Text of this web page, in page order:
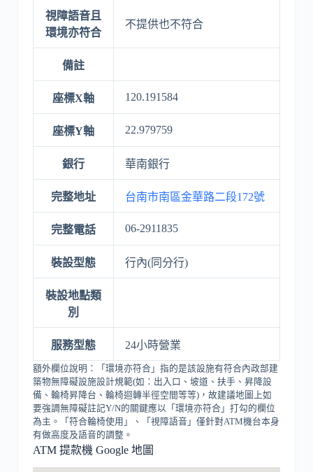
視障語音且
環境亦符合
不提供也不符合
備註
座標X軸 120.191584
座標Y軸 22.979759
銀行 華南銀行
完整地址 台南市南區金華路二段172號
完整電話 06-2911835
裝設型態 行內(同分行)
裝設地點類
別
服務型態 24小時營業
額外欄位說明：「環境亦符合」指的是該設施有符合內政部建
築物無障礙設施設計規範(如：出入口、坡道、扶手、昇降設
備、輪椅昇降台、輪椅迴轉半徑空間等等)，故建議地圖上如
要強調無障礙註記Y/N的關鍵應以「環境亦符合」打勾的欄位
為主。「符合輪椅使用」、「視障語音」僅針對ATM機台本身
有做高度及語音的調整。
ATM 提款機 Google 地圖